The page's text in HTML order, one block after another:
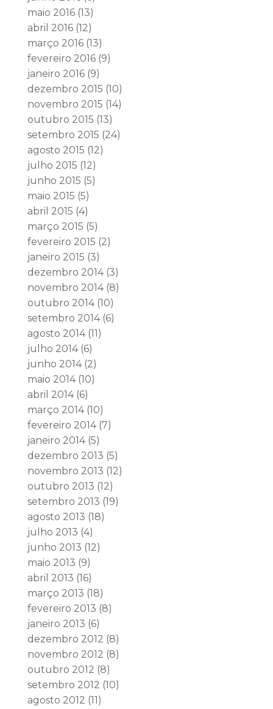
maio 2016(13)
abril 2016(12)
março 2016(13)
fevereiro 2016(9)
janeiro 2016(9)
dezembro 2015 (10)
novembro 2015 (14)
outubro 2015 (13)
setembro 2015 (24)
agosto 2015 (12)
julho 2015 (12)
junho 2015 (5)
maio 2015 (5)
abril 2015 (4)
março 2015 (5)
fevereiro 2015 (2)
janeiro 2015 (3)
dezembro 2014(3)
novembro 2014(8)
outubro 2014(10)
setembro 2014(6)
agosto 2014(11)
julho 2014(6)
junho 2014(2)
maio 2014(10)
abril 2014(6)
março 2014(10)
fevereiro 2014(7)
janeiro 2014(5)
dezembro 2013 (5)
novembro 2013 (12)
outubro 2013 (12)
setembro 2013 (19)
agosto 2013 (18)
julho 2013 (4)
junho 2013 (12)
maio 2013 (9)
abril 2013 (16)
março 2013 (18)
fevereiro 2013 (8)
janeiro 2013 (6)
dezembro 2012 (8)
novembro 2012 (8)
outubro 2012 (8)
setembro 2012 (10)
agosto 2012 (11)